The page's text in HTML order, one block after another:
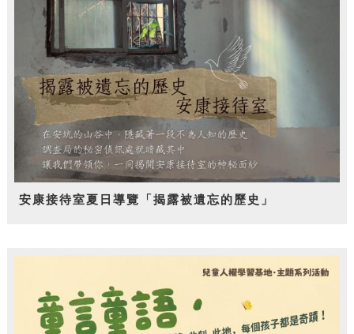
安康接待室夏日導覽「揭露被遺忘的歷史」